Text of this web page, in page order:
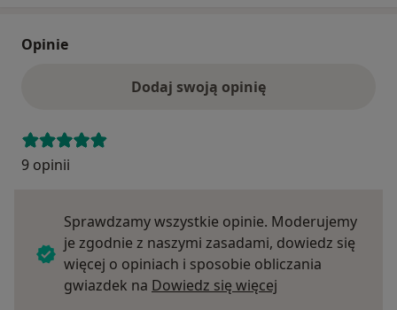
Opinie
Dodaj swoją opinię
9 opinii
Sprawdzamy wszystkie opinie. Moderujemy
je zgodnie z naszymi zasadami, dowiedz się
więcej o opiniach i sposobie obliczania
gwiazdek na Dowiedz się więcej